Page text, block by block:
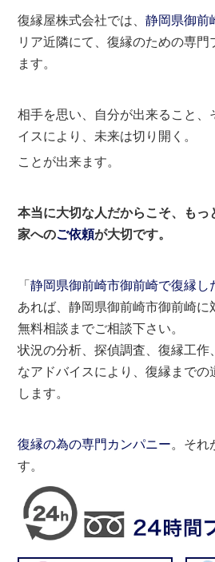
復縁屋株式会社では、静岡県御前
リア近隣にて、復縁のための専門
ます。
相手を思い、自分が出来ること、
イスにより、未来は切り開く。
ことが出来ます。
本当に大切な人だからこそ、もっ
家へのご依頼が大切です。
「静岡県御前崎市御前崎で復縁し
あれば、静岡県御前崎市御前崎に
無料相談までご相談下さい。
状況の分析、探偵調査、復縁工作
なアドバイスにより、復縁までの
します。
復縁の為の専門カンパニー。それ
す。